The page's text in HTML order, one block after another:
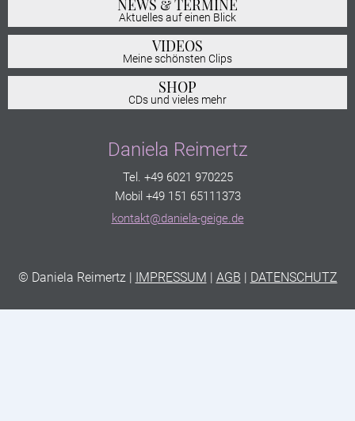
NEWS & TERMINE
Aktuelles auf einen Blick
VIDEOS
Meine schönsten Clips
SHOP
CDs und vieles mehr
Daniela Reimertz
Tel. +49 6021 970225
Mobil +49 151 65111373
kontakt@daniela-geige.de
© Daniela Reimertz | IMPRESSUM | AGB | DATENSCHUTZ